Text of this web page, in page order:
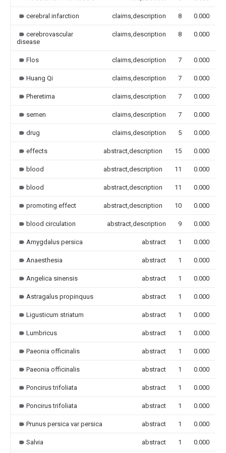
cerebral infarction claims,description 8 0.000
cerebrovascular
disease
claims,description 8 0.000
Flos claims,description 7 0.000
Huang Qi claims,description 7 0.000
Pheretima claims,description 7 0.000
semen claims,description 7 0.000
drug claims,description 5 0.000
effects abstract,description 15 0.000
blood abstract,description 11 0.000
blood abstract,description 11 0.000
promoting effect abstract,description 10 0.000
blood circulation abstract,description 9 0.000
Amygdalus persica abstract 1 0.000
Anaesthesia abstract 1 0.000
Angelica sinensis abstract 1 0.000
Astragalus propinquus abstract 1 0.000
Ligusticum striatum abstract 1 0.000
Lumbricus abstract 1 0.000
Paeonia officinalis abstract 1 0.000
Paeonia officinalis abstract 1 0.000
Poncirus trifoliata abstract 1 0.000
Poncirus trifoliata abstract 1 0.000
Prunus persica var persica abstract 1 0.000
Salvia abstract 1 0.000